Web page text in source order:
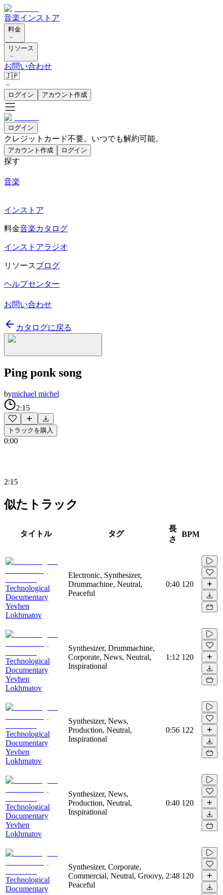
音楽インストア
料金
リソース
お問い合わせ
🇯🇵
ログイン アカウント作成
ログイン
クレジットカード不要。いつでも解約可能。
アカウント作成 ログイン
探す
音楽
インストア
料金音楽カタログ
インストアラジオ
リソースブログ
ヘルプセンター
お問い合わせ
カタログに戻る
Ping ponk song
bymichael michel
2:15
トラックを購入
0:00
2:15
似たトラック
タイトル タグ
長
さ
BPM
Technological
Documentary
Yevhen
Lokhmatov
Electronic, Synthesizer,
Drummachine, Neutral,
Peaceful
0:40 120
Technological
Documentary
Yevhen
Lokhmatov
Synthesizer, Drummachine,
Corporate, News, Neutral,
Inspirational
1:12 120
Technological
Documentary
Yevhen
Lokhmatov
Synthesizer, News,
Production, Neutral,
Inspirational
0:56 122
Technological
Documentary
Yevhen
Lokhmatov
Synthesizer, News,
Production, Neutral,
Inspirational
0:40 120
Technological
Documentary
Synthesizer, Corporate,
Commercial, Neutral, Groovy,
Peaceful
2:48 120